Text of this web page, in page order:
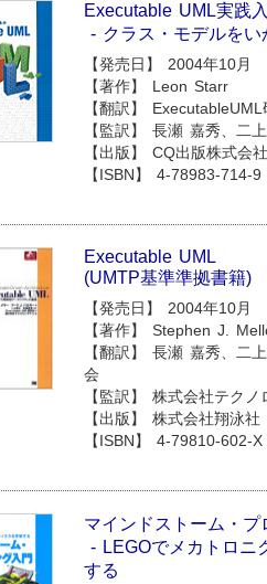
Executable UML実践
- クラス・モデルをい
【発売日】 2004年10月
【著作】 Leon Starr
【翻訳】
【監訳】 長瀬 嘉秀、二
【出版】 CQ出版株式会社
【ISBN】 4-78983-714-9
Executable UML
(UMTP基準準拠書籍)
【発売日】 2004年10月
【著作】 Stephen J.
【翻訳】 長瀬 嘉秀、二
会
【監訳】 株式会社テク
【出版】 株式会社翔泳社
【ISBN】 4-79810-602-X
マインドストーム・
- LEGOでメカトロニ
する